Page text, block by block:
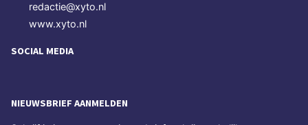
redactie@xyto.nl
www.xyto.nl
SOCIAL MEDIA
NIEUWSBRIEF AANMELDEN